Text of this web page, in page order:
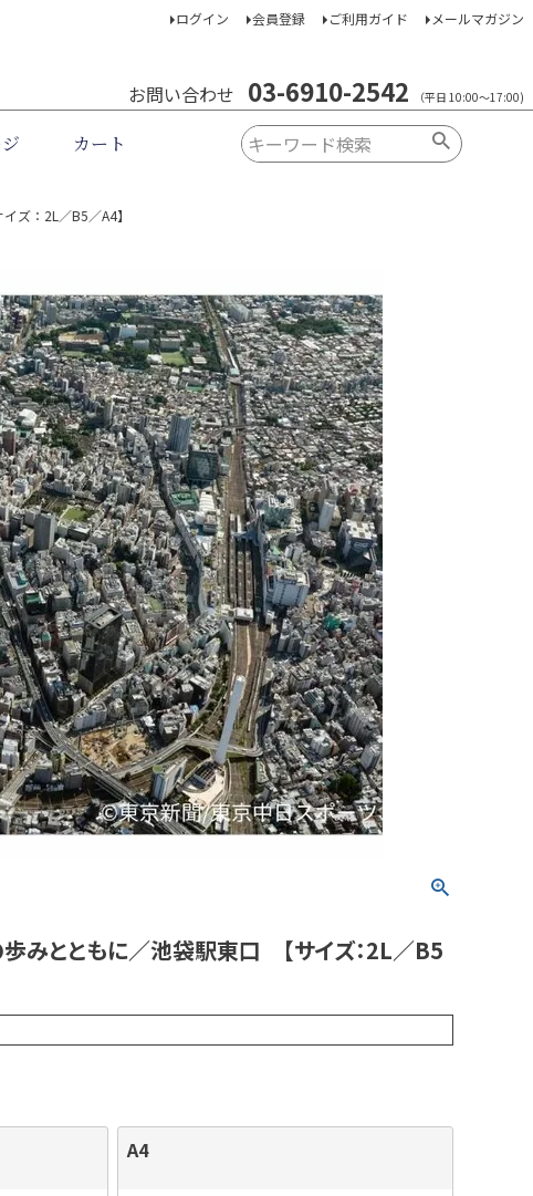
ログイン 会員登録 ご利用ガイド メールマガジン
お問い合わせ 03-6910-2542 （平日 10:00～17:00)
カート
：2L／B5／A4】
とともに／池袋駅東口 【サイズ：2L／B5
A4